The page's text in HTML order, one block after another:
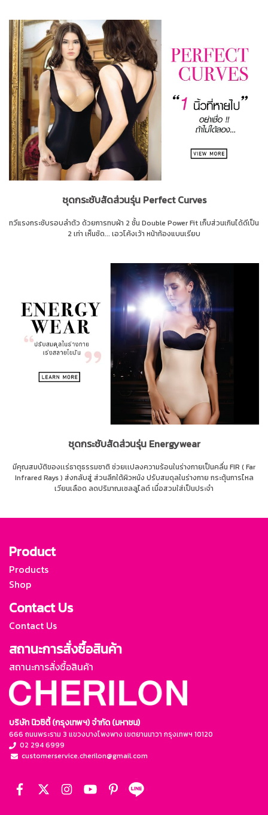
ชุดกระชับสัดส่วนรุ่น Perfect Curves
ทวีแรงกระชับรอบลำตัว ด้วยการทบผ้า 2 ชั้น Double Power Fit เก็บส่วนเกินได้ดีเป็น
2 เท่า เห็นชัด... เอวโค้งเว้า หน้าท้องแบนเรียบ
ชุดกระชับสัดส่วนรุ่น Energywear
มีคุณสมบัติของเเร่ธาตุธรรมชาติ ช่วยเเปลงความร้อนในร่างกายเป็นคลื่น FIR ( Far
Infrared Rays ) ส่งกลับสู่ ส่วนลึกใต้ผิวหนัง ปรับสมดุลในร่างกาย กระตุ้นการไหล
เวียนเลือด ลดปริมาณเซลลูไลต์ เมื่อสวมใส่เป็นประจำ
Product
Products
Shop
Contact Us
Contact Us
สถานะการสั่งซื้อสินค้า
สถานะการสั่งซื้อสินค้า
บริษัท นิวซิตี้ (กรุงเทพฯ) จำกัด (มหาชน)
666 ถนนพระราม 3 แขวงบางโพงพาง เขตยานนาวา กรุงเทพฯ 10120
02 294 6999
customerservice.cherilon@gmail.com